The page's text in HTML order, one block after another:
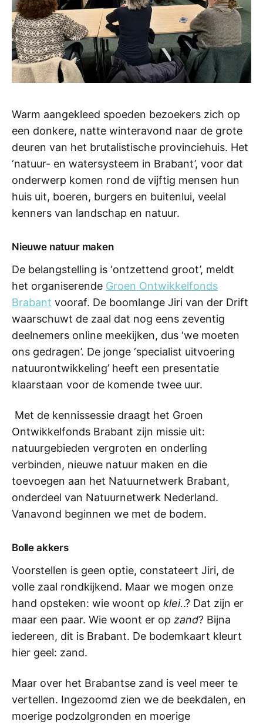
Warm aangekleed spoeden bezoekers zich op
een donkere, natte winteravond naar de grote
deuren van het brutalistische provinciehuis. Het
‘natuur- en watersysteem in Brabant’, voor dat
onderwerp komen rond de vijftig mensen hun
huis uit, boeren, burgers en buitenlui, veelal
kenners van landschap en natuur.
Nieuwe natuur maken
De belangstelling is ‘ontzettend groot’, meldt
het organiserende Groen Ontwikkelfonds
Brabant vooraf. De boomlange Jiri van der Drift
waarschuwt de zaal dat nog eens zeventig
deelnemers online meekijken, dus ‘we moeten
ons gedragen’. De jonge ‘specialist uitvoering
natuurontwikkeling’ heeft een presentatie
klaarstaan voor de komende twee uur.
Met de kennissessie draagt het Groen
Ontwikkelfonds Brabant zijn missie uit:
natuurgebieden vergroten en onderling
verbinden, nieuwe natuur maken en die
toevoegen aan het Natuurnetwerk Brabant,
onderdeel van Natuurnetwerk Nederland.
Vanavond beginnen we met de bodem.
Bolle akkers
Voorstellen is geen optie, constateert Jiri, de
volle zaal rondkijkend. Maar we mogen onze
hand opsteken: wie woont op klei..? Dat zijn er
maar een paar. Wie woont er op zand? Bijna
iedereen, dit is Brabant. De bodemkaart kleurt
hier geel: zand.
Maar over het Brabantse zand is veel meer te
vertellen. Ingezoomd zien we de beekdalen, en
moerige podzolgronden en moerige